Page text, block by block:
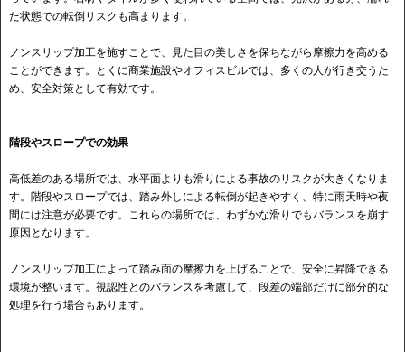
た状態での転倒リスクも高まります。
ノンスリップ加工を施すことで、見た目の美しさを保ちながら摩擦力を高める
ことができます。とくに商業施設やオフィスビルでは、多くの人が行き交うた
め、安全対策として有効です。
階段やスロープでの効果
高低差のある場所では、水平面よりも滑りによる事故のリスクが大きくなりま
す。階段やスロープでは、踏み外しによる転倒が起きやすく、特に雨天時や夜
間には注意が必要です。これらの場所では、わずかな滑りでもバランスを崩す
原因となります。
ノンスリップ加工によって踏み面の摩擦力を上げることで、安全に昇降できる
環境が整います。視認性とのバランスを考慮して、段差の端部だけに部分的な
処理を行う場合もあります。